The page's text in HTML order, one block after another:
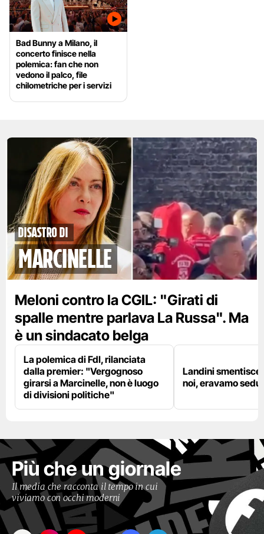
Bad Bunny a Milano, il
concerto finisce nella
polemica: fan che non
vedono il palco, file
chilometriche per i servizi
disastro di
marcinelle
Meloni contro la CGIL: "Girati di
spalle mentre parlava La Russa". Ma
è un sindacato belga
La polemica di FdI, rilanciata
dalla premier: "Vergognoso
girarsi a Marcinelle, non è luogo
di divisioni politiche"
Landini
noi, eravamo
Più che un giornale
Il media che racconta il tempo in cui
viviamo con occhi moderni